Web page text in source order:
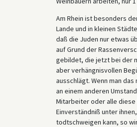
Am Rhein ist besonders
Lande und in kleinen
daß die Juden nur etwas
auf Grund der
gebildet, die jetzt bei der
aber verhängnisvollen
ausschlägt. Wenn man
an einem anderen
Mitarbeiter oder alle diese
Einverständniß unter
todtschweigen kann, so